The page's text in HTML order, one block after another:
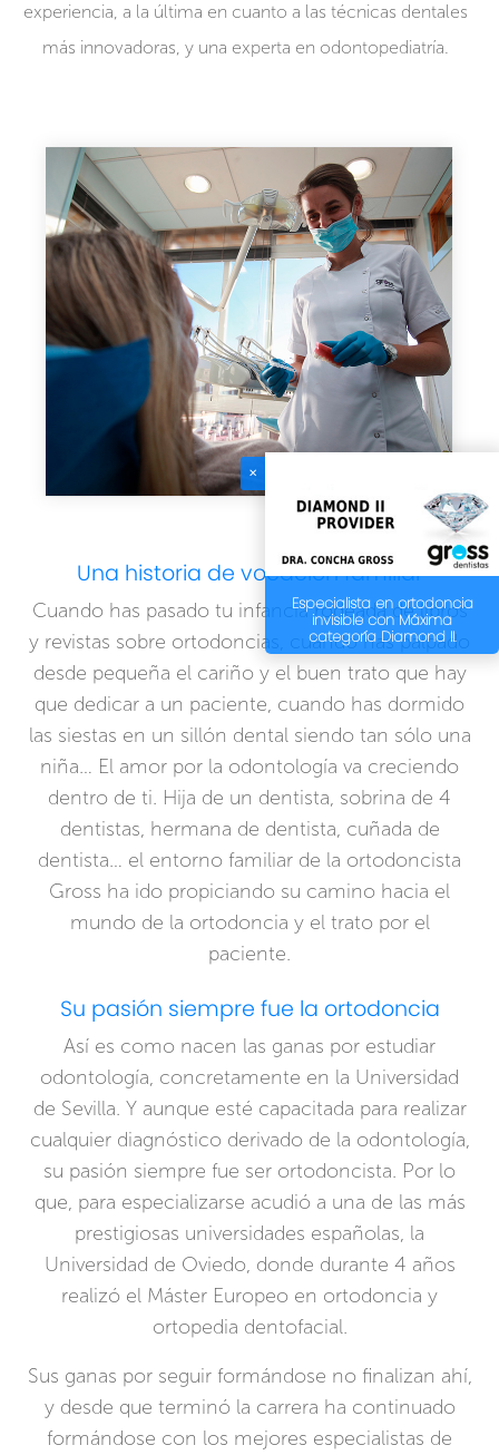
experiencia, a la última en cuanto a las técnicas dentales
más innovadoras, y una experta en odontopediatría.
Una historia de vocación familiar
Cuando has pasado tu infancia rodeada de libros
y revistas sobre ortodoncias, cuando has palpado
desde pequeña el cariño y el buen trato que hay
que dedicar a un paciente, cuando has dormido
las siestas en un sillón dental siendo tan sólo una
niña… El amor por la odontología va creciendo
dentro de ti. Hija de un dentista, sobrina de 4
dentistas, hermana de dentista, cuñada de
dentista… el entorno familiar de la ortodoncista
Gross ha ido propiciando su camino hacia el
mundo de la ortodoncia y el trato por el
paciente.
Su pasión siempre fue la ortodoncia
Así es como nacen las ganas por estudiar
odontología, concretamente en la Universidad
de Sevilla. Y aunque esté capacitada para realizar
cualquier diagnóstico derivado de la odontología,
su pasión siempre fue ser ortodoncista. Por lo
que, para especializarse acudió a una de las más
prestigiosas universidades españolas, la
Universidad de Oviedo, donde durante 4 años
realizó el Máster Europeo en ortodoncia y
ortopedia dentofacial.
Sus ganas por seguir formándose no finalizan ahí,
y desde que terminó la carrera ha continuado
formándose con los mejores especialistas de
✕
Especialista en ortodoncia
invisible con Máxima
categoría Diamond II.